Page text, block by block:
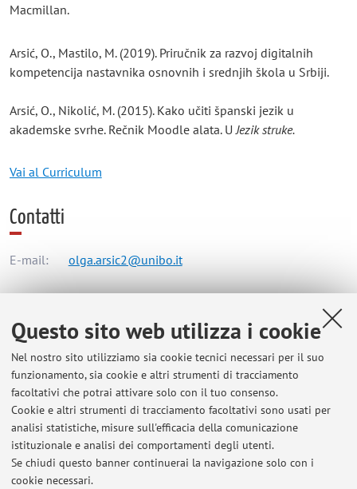
Questo sito web utilizza i cookie
Nel nostro sito utilizziamo sia cookie tecnici necessari per il suo
funzionamento, sia cookie e altri strumenti di tracciamento
facoltativi che potrai attivare solo con il tuo consenso.
Cookie e altri strumenti di tracciamento facoltativi sono usati per
analisi statistiche, misure sull'efficacia della comunicazione
istituzionale e analisi dei comportamenti degli utenti.
Se chiudi questo banner continuerai la navigazione solo con i
cookie necessari.
Macmillan.
Arsić, O., Mastilo, M. (2019). Priručnik za razvoj digitalnih
kompetencija nastavnika osnovnih i srednjih škola u Srbiji.
Arsić, O., Nikolić, M. (2015). Kako učiti španski jezik u
akademske svrhe. Rečnik Moodle alata. U Jezik struke.
Vai al Curriculum
Contatti
E-mail: olga.arsic2@unibo.it
AFORM - Settore Affari Generali
Via Zamboni 33, Bologna - Vai alla mappa
Orario di ricevimento
Tramite Microsoft Teams, su appuntamento via e-mail.